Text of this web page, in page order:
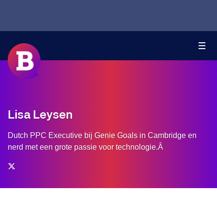
Lisa Leysen
Dutch PPC Executive bij Genie Goals in Cambridge en
nerd met een grote passie voor technologie.Â